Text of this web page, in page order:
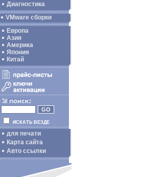
Диагностика
VMware сборки
Европа
Азия
Америка
Япония
Китай
ИСКАТЬ ВЕЗДЕ
для печати
Карта сайта
Авто ссылки